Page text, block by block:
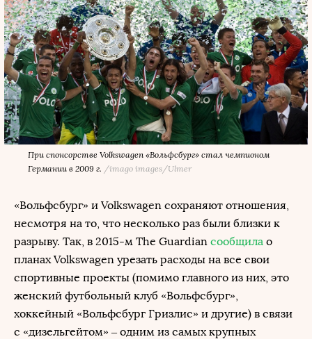
При спонсорстве Volkswagen «Вольфсбург» стал чемпионом
Германии в 2009 г. /imago images/Ulmer
«Вольфсбург» и Volkswagen сохраняют отношения,
несмотря на то, что несколько раз были близки к
разрыву. Так, в 2015-м The Guardian сообщила о
планах Volkswagen урезать расходы на все свои
спортивные проекты (помимо главного из них, это
женский футбольный клуб «Вольфсбург»,
хоккейный «Вольфсбург Гризлис» и другие) в связи
с «дизельгейтом» – одним из самых крупных